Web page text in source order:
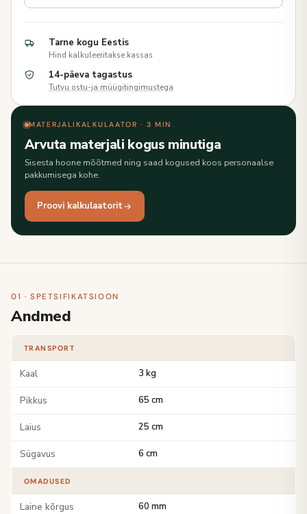
Tarne kogu Eestis
Hind kalkuleeritakse kassas
14-päeva tagastus
Tutvu ostu-ja müügitingimustega
MATERJALIKALKULAATOR · 3 MIN
Arvuta materjali kogus minutiga
Sisesta hoone mõõtmed ning saad kogused koos personaalse
pakkumisega kohe.
Proovi kalkulaatorit
01 · SPETSIFIKATSIOON
Andmed
TRANSPORT
Kaal 3 kg
Pikkus 65 cm
Laius 25 cm
Sügavus 6 cm
OMADUSED
Laine kõrgus 60 mm